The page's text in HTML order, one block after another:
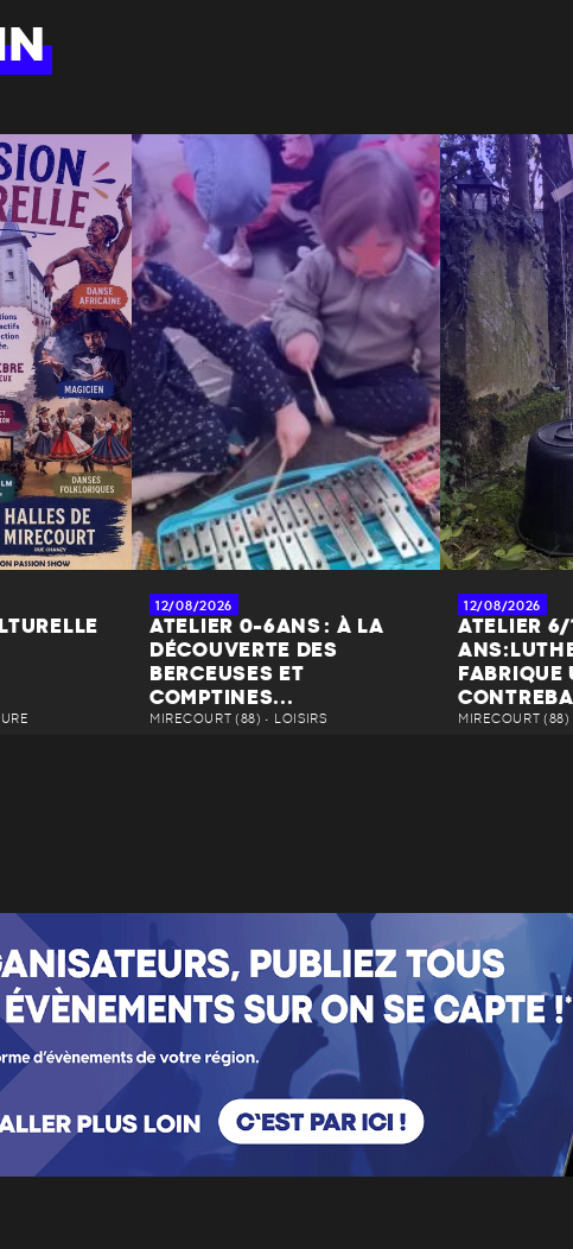
12/08/2026
ATELIER 0-6ANS : À LA
DÉCOUVERTE DES
BERCEUSES ET
COMPTINES...
MIRECOURT (88) • LOISIRS
12/08/2026
ATELIER 6/
FABRIQUE
MIRECOURT (88)